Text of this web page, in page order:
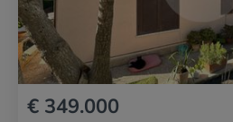
€ 349.000